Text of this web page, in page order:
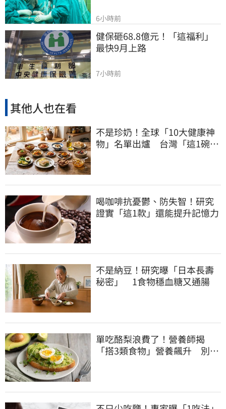
6小時前
健保砸68.8億元！「這福利」
最快9月上路
7小時前
其他人也在看
不是珍奶！全球「10大健康神
物」名單出爐 台灣「這1碗」
喝咖啡抗憂鬱、防失智！研究
證實「這1款」還能提升記憶力
不是納豆！研究曝「日本長壽
秘密」 1食物穩血糖又通腸
單吃酪梨浪費了！營養師揭
「搭3類食物」營養飆升 別再